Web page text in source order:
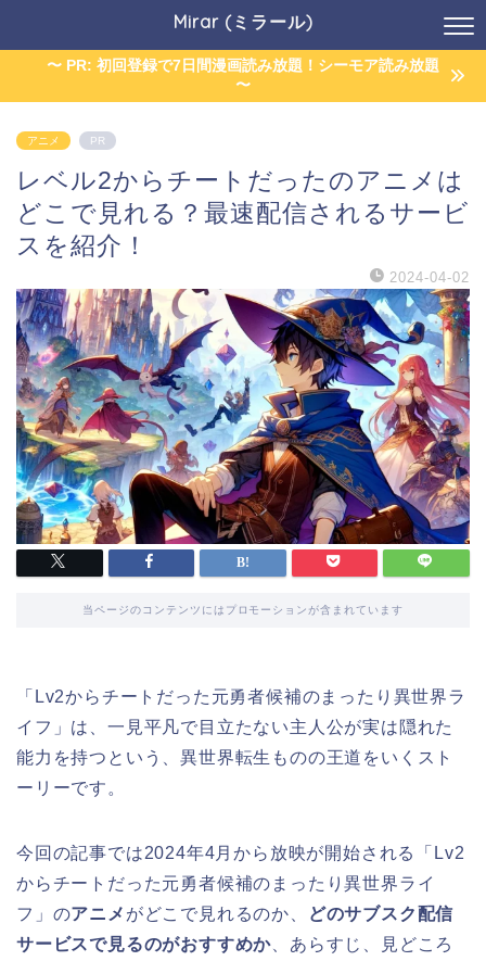
Mirar (ミラール)
〜 PR: 初回登録で7日間漫画読み放題！シーモア読み放題
〜
アニメ PR
レベル2からチートだったのアニメは
どこで見れる？最速配信されるサービ
スを紹介！
2024-04-02
当ページのコンテンツにはプロモーションが含まれています
「Lv2からチートだった元勇者候補のまったり異世界ラ
イフ」は、一見平凡で目立たない主人公が実は隠れた
能力を持つという、異世界転生ものの王道をいくスト
ーリーです。
今回の記事では2024年4月から放映が開始される「Lv2
からチートだった元勇者候補のまったり異世界ライ
フ」のアニメ がどこで見れるのか、
どのサブスク配信
サービスで見るのがおすすめか 、あらすじ、見どころ